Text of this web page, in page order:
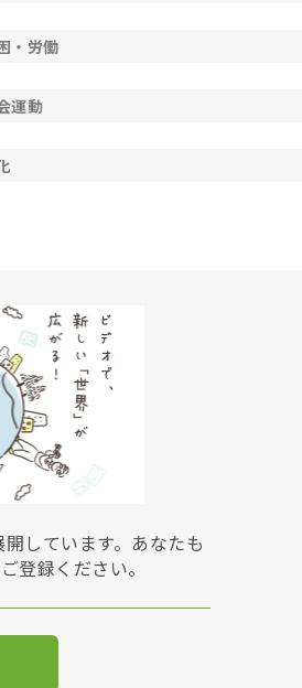
・労働
運動
しています。あなたも
登録ください。